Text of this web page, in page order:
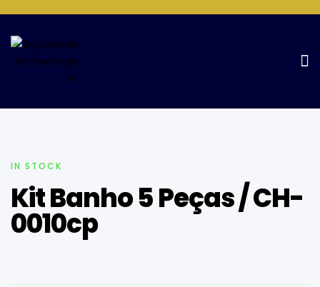
Home Page
IN STOCK
Kit Banho 5 Peças / CH-
0010cp